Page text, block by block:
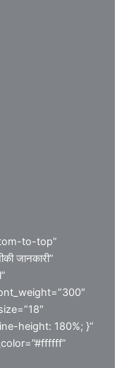
to-top”
जानकारी”
height: 180%; }”